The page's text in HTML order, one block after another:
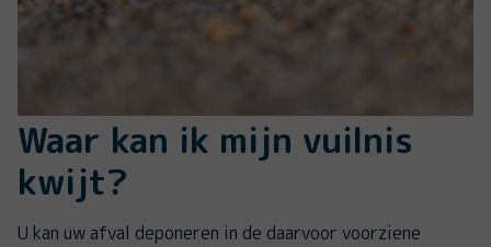
Waar kan ik mijn vuilnis
kwijt?
U kan uw afval deponeren in de daarvoor voorziene